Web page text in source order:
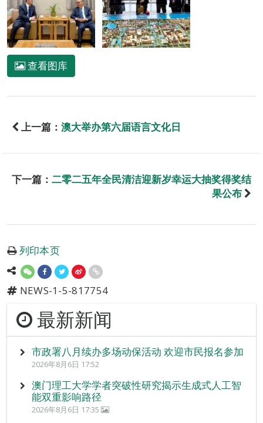
查看图库
上一篇： 澳大举办第六届语言文化日
下一篇： 二零二五年全民清洁迎新岁幸运大抽奖得奖结
果公布
列印本页
NEWS-1-5-817754
最新新闻
市政署八月续办多场动保活动 欢迎市民报名参加
2026年8月6日 17:52
澳门理工大学学者突破性研究揭示生成式人工智
能双重影响路径
2026年8月6日 17:35